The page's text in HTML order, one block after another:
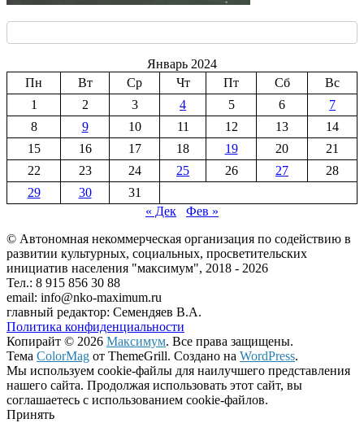
Январь 2024
Пн
Вт Ср Чт Пт Сб
Вс
1
2 3 4 5 6
7
8
9 10 11 12 13
14
15
16 17 18 19 20
21
22
23 24 25 26 27
28
29
30
31
« Дек
Фев »
© Автономная некоммерческая организация по содействию в
развитии культурных, социальных, просветительских
инициатив населения "максимум", 2018 - 2026
Тел.: 8 915 856 30 88
email: info@nko-maximum.ru
главный редактор: Семендяев В.А.
Политика конфиденциальности
Копирайт © 2026 Максимум. Все права защищены.
Тема ColorMag от ThemeGrill. Создано на WordPress.
Мы используем cookie-файлы для наилучшего представления
нашего сайта. Продолжая использовать этот сайт, вы
соглашаетесь с использованием cookie-файлов.
Принять